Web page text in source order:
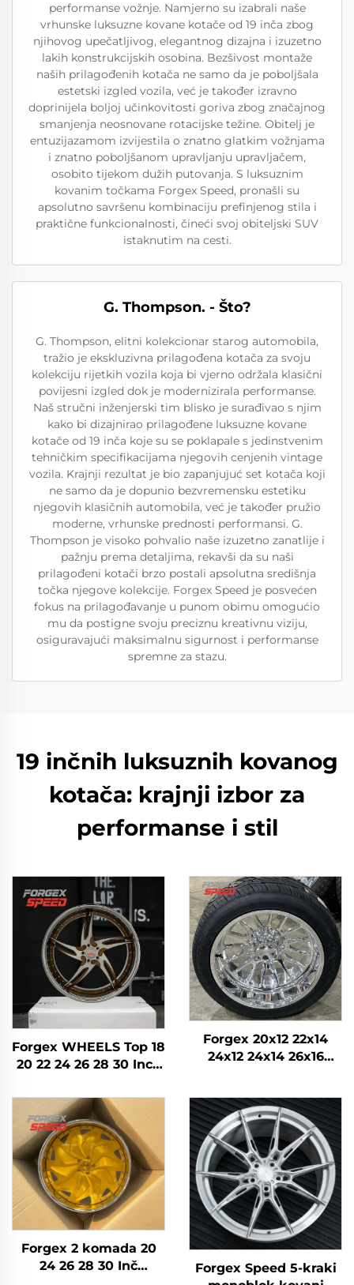
performanse vožnje. Namjerno su izabrali naše
vrhunske luksuzne kovane kotače od 19 inča zbog
njihovog upečatljivog, elegantnog dizajna i izuzetno
lakih konstrukcijskih osobina. Bezšivost montaže
naših prilagođenih kotača ne samo da je poboljšala
estetski izgled vozila, već je također izravno
doprinijela boljoj učinkovitosti goriva zbog značajnog
smanjenja neosnovane rotacijske težine. Obitelj je
entuzijazamom izvijestila o znatno glatkim vožnjama
i znatno poboljšanom upravljanju upravljačem,
osobito tijekom dužih putovanja. S luksuznim
kovanim točkama Forgex Speed, pronašli su
apsolutno savršenu kombinaciju prefinjenog stila i
praktične funkcionalnosti, čineći svoj obiteljski SUV
istaknutim na cesti.
G. Thompson. - Što?
G. Thompson, elitni kolekcionar starog automobila,
tražio je ekskluzivna prilagođena kotača za svoju
kolekciju rijetkih vozila koja bi vjerno održala klasični
povijesni izgled dok je modernizirala performanse.
Naš stručni inženjerski tim blisko je surađivao s njim
kako bi dizajnirao prilagođene luksuzne kovane
kotače od 19 inča koje su se poklapale s jedinstvenim
tehničkim specifikacijama njegovih cenjenih vintage
vozila. Krajnji rezultat je bio zapanjujuć set kotača koji
ne samo da je dopunio bezvremensku estetiku
njegovih klasičnih automobila, već je također pružio
moderne, vrhunske prednosti performansi. G.
Thompson je visoko pohvalio naše izuzetno zanatlije i
pažnju prema detaljima, rekavši da su naši
prilagođeni kotači brzo postali apsolutna središnja
točka njegove kolekcije. Forgex Speed je posvećen
fokus na prilagođavanje u punom obimu omogućio
mu da postigne svoju preciznu kreativnu viziju,
osiguravajući maksimalnu sigurnost i performanse
spremne za stazu.
19 inčnih luksuznih kovanog
kotača: krajnji izbor za
performanse i stil
Forgex WHEELS Top 18
20 22 24 26 28 30 Inch
Custom Forged Wheel
Putnički automobil
Forgex 20x12 22x14
24x12 24x14 26x16
terenski kovani kotači
za Chevrolet GMC
2500HD Silverado Ram
SUV
Forgex 2 komada 20
24 26 28 30 Inč
Forgex Speed 5-kraki